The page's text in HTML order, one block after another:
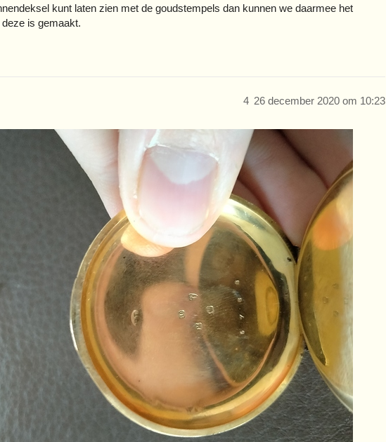
kunt laten zien met de goudstempels dan kunnen we daarmee het
is gemaakt.
26 december 2020 om 10:23
4